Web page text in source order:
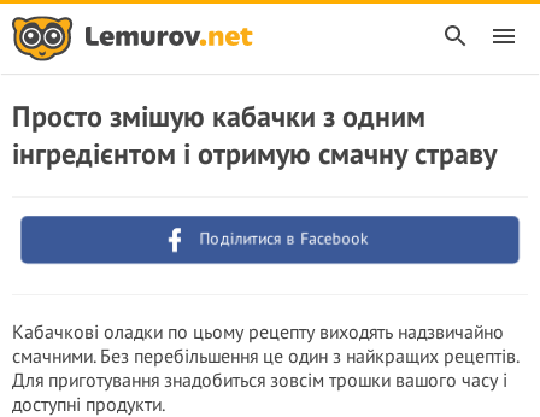
Просто змішую кабачки з одним
інгредієнтом і отримую смачну страву
Поділитися в Facebook
Кабачкові оладки по цьому рецепту виходять надзвичайно
смачними. Без перебільшення це один з найкращих рецептів.
Для приготування знадобиться зовсім трошки вашого часу і
доступні продукти.